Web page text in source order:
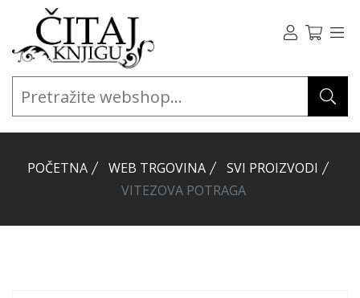
POČETNA WEB TRGOVINA
SVI PROIZVODI
VITEZOVA POTRAGA